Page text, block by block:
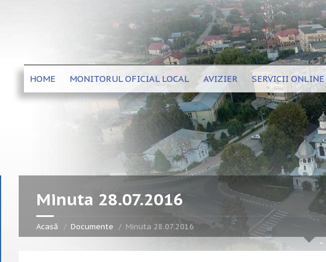
HOME MONITORUL OFICIAL LOCAL AVIZIER SERVICII ONLINE
Minuta 28.07.2016
Acasă Documente Minuta 28.07.2016